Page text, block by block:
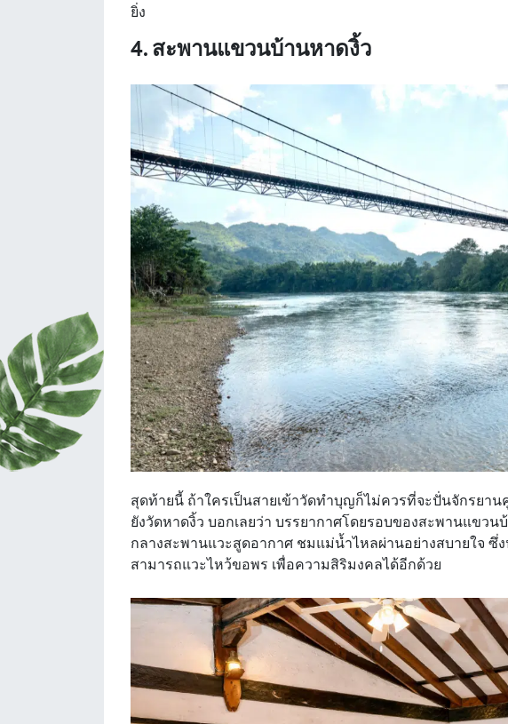
ยิ่ง
4. สะพานแขวนบ้านหาดงิ้ว
สุดท้ายนี้ ถ้าใครเป็นสายเข้าวัดทำบุญก็ไม่ควรที่จะปั่นจักรยาน
ยังวัดหาดงิ้ว บอกเลยว่า บรรยากาศโดยรอบของสะพานแขว
กลางสะพานแวะสูดอากาศ ชมแม่น้ำไหลผ่านอย่างสบายใจ ซึ่
สามารถแวะไหว้ขอพร เพื่อความสิริมงคลได้อีกด้วย